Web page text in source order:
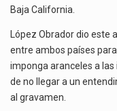
Baja California.
López Obrador dio este
entre ambos países
imponga aranceles a
de no llegar a un
al gravamen.